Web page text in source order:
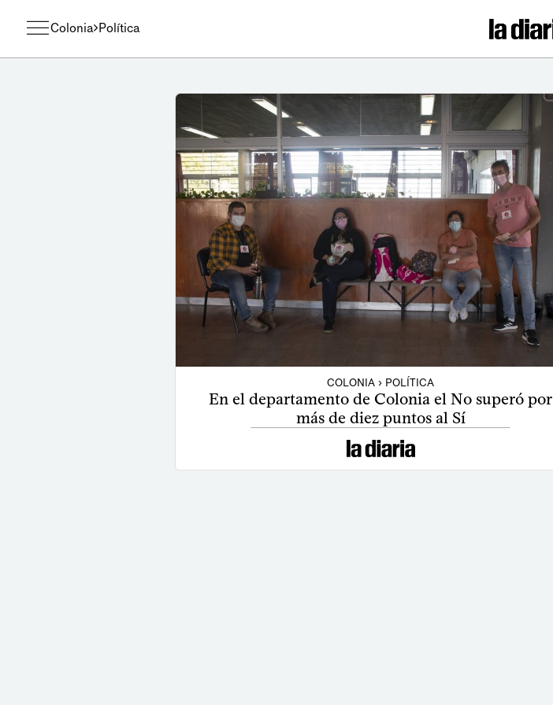
Colonia Política
COLONIA › POLÍTICA
En el departamento de Colonia el No superó por
más de diez puntos al Sí